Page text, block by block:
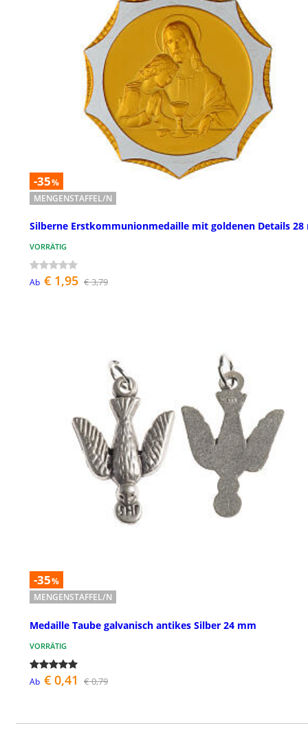
-35%
MENGENSTAFFEL/N
Silberne Erstkommunionmedaille mit goldenen Details 28
VORRÄTIG
Ab € 1,95 € 3,79
-35%
MENGENSTAFFEL/N
Medaille Taube galvanisch antikes Silber 24 mm
VORRÄTIG
Ab € 0,41 € 0,79